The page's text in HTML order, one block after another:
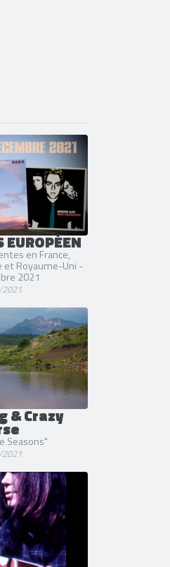
EUROPÉEN
en France,
et Royaume-Uni -
2021
& Crazy
Seasons"